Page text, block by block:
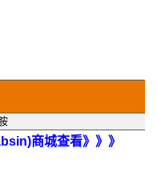
商城查看》》》